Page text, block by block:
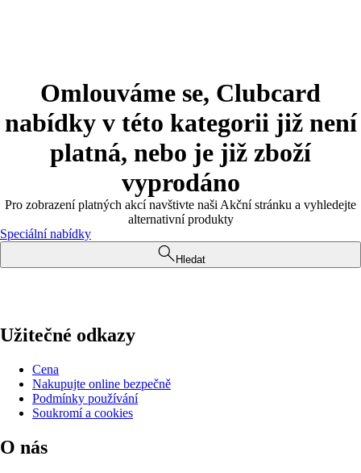
Omlouváme se, Clubcard
nabídky v této kategorii již není
platná, nebo je již zboží
vyprodáno
Pro zobrazení platných akcí navštivte naši Akční stránku a vyhledejte
alternativní produkty
Speciální nabídky
Hledat
Užitečné odkazy
Cena
Nakupujte online bezpečně
Podmínky používání
Soukromí a cookies
O nás